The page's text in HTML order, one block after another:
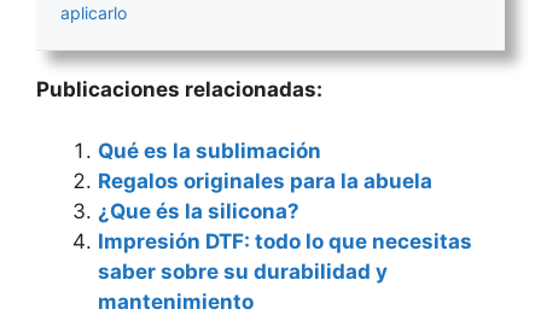
aplicarlo
Publicaciones relacionadas:
Qué es la sublimación
Regalos originales para la abuela
¿Que és la silicona?
Impresión DTF: todo lo que necesitas
saber sobre su durabilidad y
mantenimiento